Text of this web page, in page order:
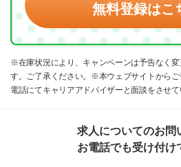
無料登録はこ
※在庫状況により、キャンペーンは予告なく変
す。ご了承ください。※本ウェブサイトから
電話にてキャリアアドバイザーと面談をさせて
求人についてのお問
お電話でも受け付け